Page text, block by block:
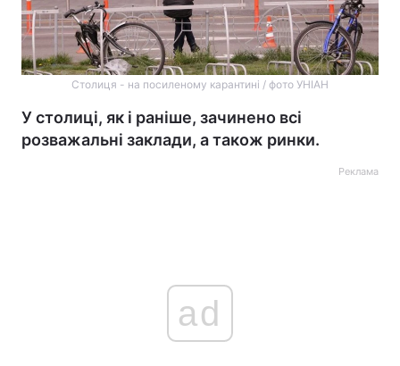
Столиця - на посиленому карантині / фото УНІАН
У столиці, як і раніше, зачинено всі
розважальні заклади, а також ринки.
Реклама
ad